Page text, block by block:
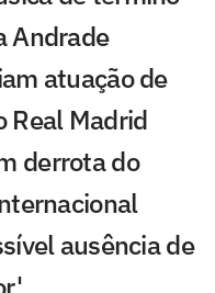
Andrade
atuação de
Real Madrid
derrota do
ausência de